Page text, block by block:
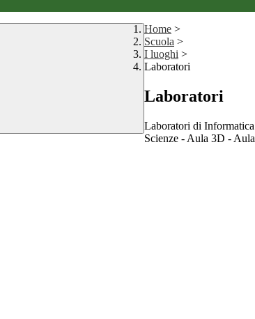
Home >
Scuola >
I luoghi >
Laboratori
Laboratori
Laboratori di
Scienze - Aula 3D -